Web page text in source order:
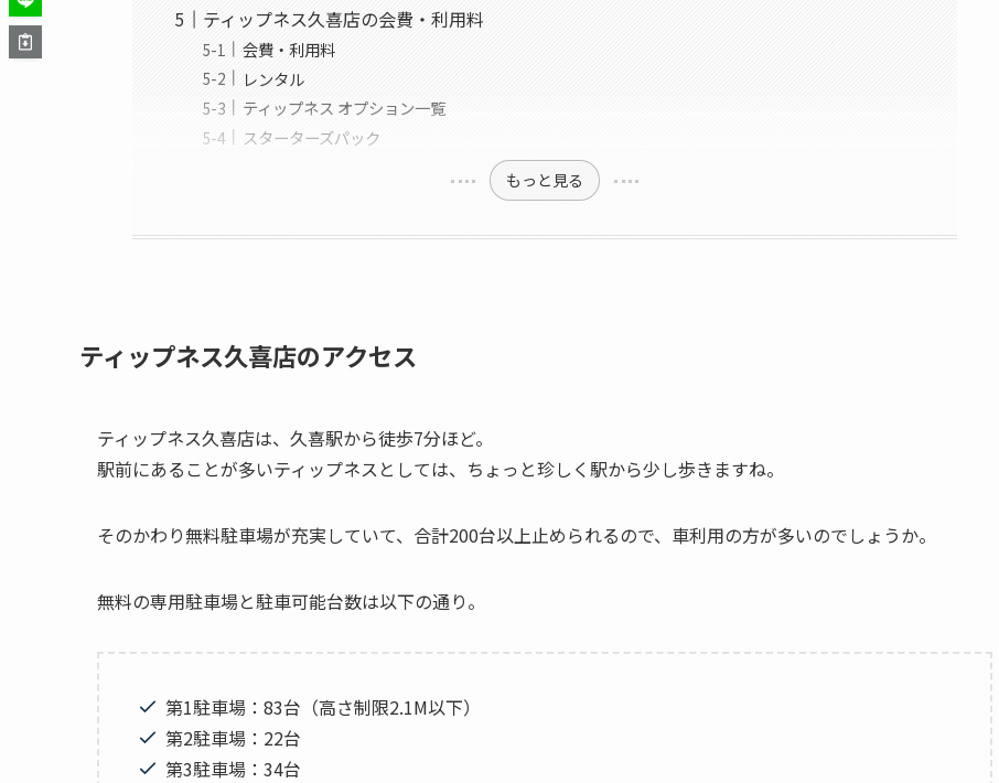
ティップネス久喜店の会費・利用料
会費・利用料
レンタル
ティップネス オプション一覧
スターターズパック
もっと見る
ティップネス久喜店のアクセス
ティップネス久喜店は、久喜駅から徒歩7分ほど。
駅前にあることが多いティップネスとしては、ちょっと珍しく駅から少し歩きますね。
そのかわり無料駐車場が充実していて、合計200台以上止められるので、車利用の方が多いのでしょうか。
無料の専用駐車場と駐車可能台数は以下の通り。
第1駐車場：83台（高さ制限2.1M以下）
第2駐車場：22台
第3駐車場：34台